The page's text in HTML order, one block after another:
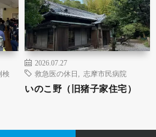
検
2026.07.27
救急医の休日
志摩市民病院
いのこ野（旧猪子家住宅）